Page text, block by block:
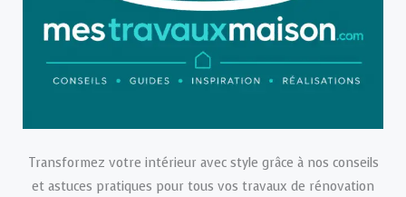
Transformez votre intérieur avec style grâce à nos conseils
et astuces pratiques pour tous vos travaux de rénovation